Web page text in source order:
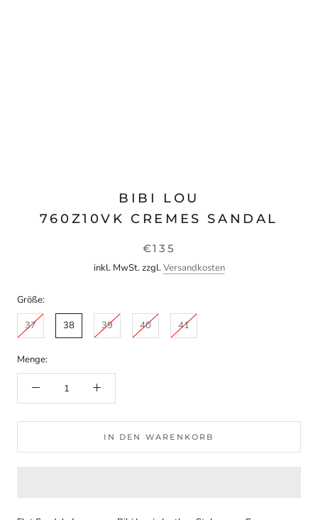
BIBI LOU
760Z10VK CREMES SANDAL
€135
inkl. MwSt. zzgl.Versandkosten
Größe:
37
38 39 40 41
Menge:
IN DEN WARENKORB